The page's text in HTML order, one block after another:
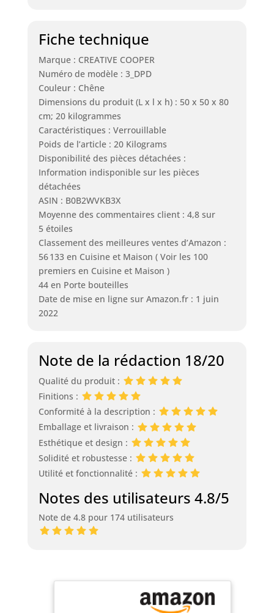
Fiche technique
Marque : CREATIVE COOPER
Numéro de modèle : 3_DPD
Couleur : Chêne
Dimensions du produit (L x l x h) : 50 x 50 x 80
cm; 20 kilogrammes
Caractéristiques : Verrouillable
Poids de l’article : 20 Kilograms
Disponibilité des pièces détachées :
Information indisponible sur les pièces
détachées
ASIN : B0B2WVKB3X
Moyenne des commentaires client : 4,8 sur
5 étoiles
Classement des meilleures ventes d’Amazon :
56 133 en Cuisine et Maison ( Voir les 100
premiers en Cuisine et Maison )
44 en Porte bouteilles
Date de mise en ligne sur Amazon.fr : 1 juin
2022
Note de la rédaction 18/20
Qualité du produit :
Finitions :
Conformité à la description :
Emballage et livraison :
Esthétique et design :
Solidité et robustesse :
Utilité et fonctionnalité :
Notes des utilisateurs 4.8/5
Note de 4.8 pour 174 utilisateurs